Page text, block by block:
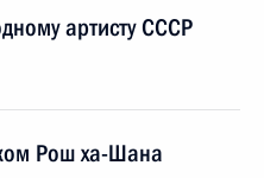
артисту СССР
Рош ха-Шана